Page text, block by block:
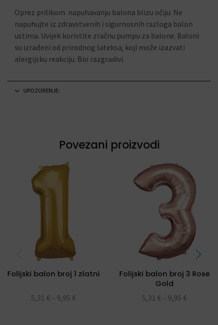
Oprez prilikom napuhavanju balona blizu očiju. Ne
napuhujte iz zdravstvenih i sigurnosnih razloga balon
ustima. Uvijek koristite zračnu pumpu za balone. Baloni
su izrađeni od prirodnog lateksa, koji može izazvati
alergijsku reakciju. Bio razgradivi.
UPOZORENJE:
Povezani proizvodi
Folijski balon broj 1 zlatni
5,31 € – 9,95 €
Folijski balon broj 3 Rose
Gold
5,31 € – 9,95 €